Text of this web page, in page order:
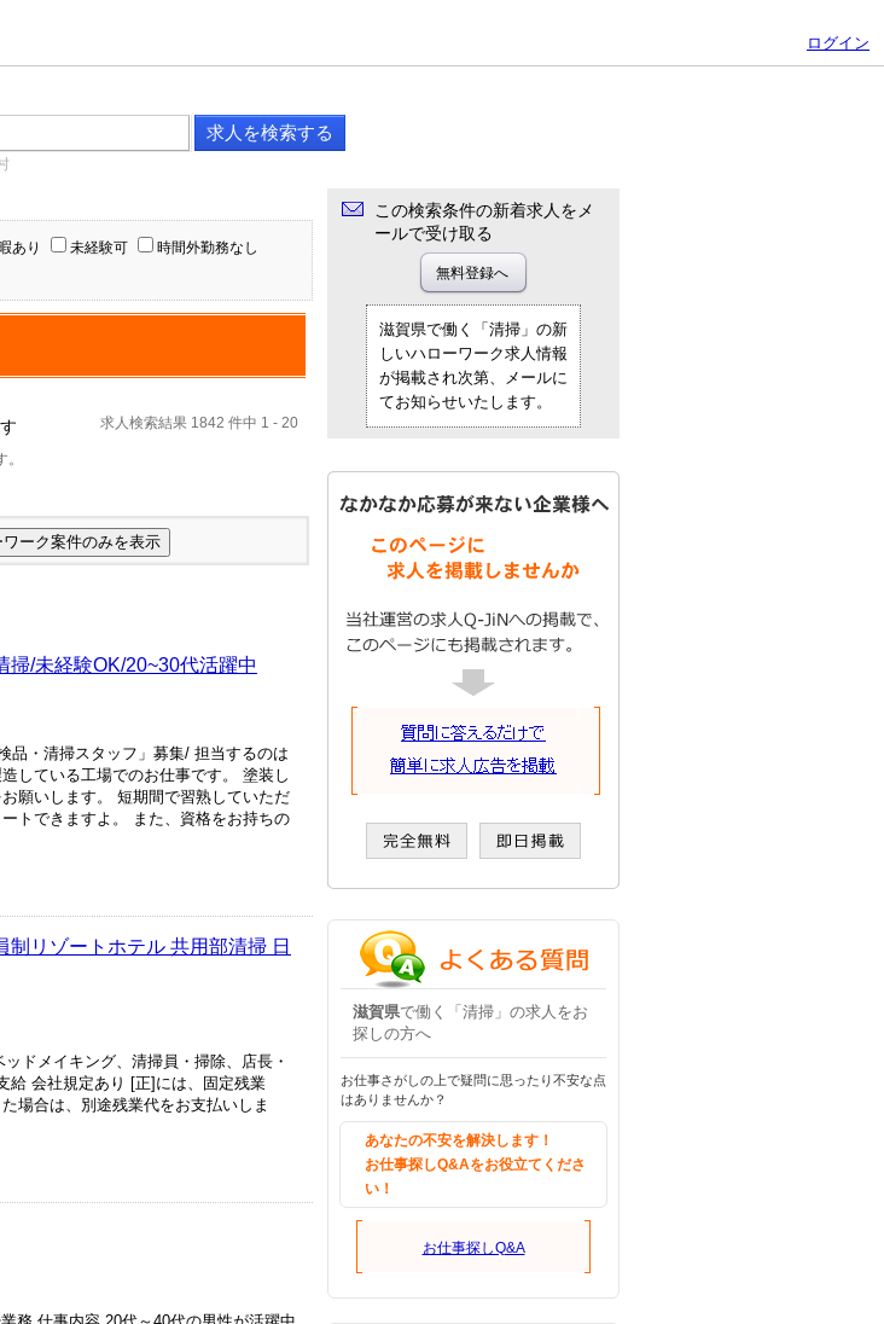
ログイン
あり 未経験可 時間外勤務なし
求人検索結果 1842 件中 1 - 20
掃/未経験OK/20~30代活躍中
品・清掃スタッフ」募集/ 担当するのは
している工場でのお仕事です。 塗装し
願いします。 短期間で習熟していただ
トできますよ。 また、資格をお持ちの
リゾートホテル 共用部清掃 日
ドメイキング、清掃員・掃除、店長・
給 会社規定あり [正]には、固定残業
場合は、別途残業代をお支払いしま
この検索条件の新着求人をメ
ールで受け取る
滋賀県で働く「清掃」の新
しいハローワーク求人情報
が掲載され次第、メールに
てお知らせいたします。
滋賀県で働く「清掃」の求人をお
探しの方へ
お仕事さがしの上で疑問に思ったり不安な点
はありませんか？
あなたの不安を解決します！
お仕事探しQ&Aをお役立てくださ
い！
お仕事探しQ&A